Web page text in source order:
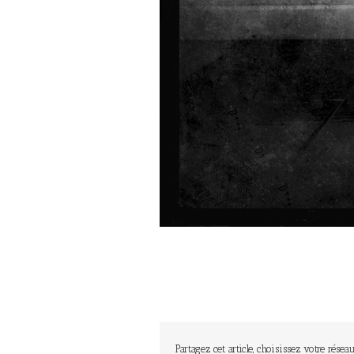
Partagez cet article, choisissez votre